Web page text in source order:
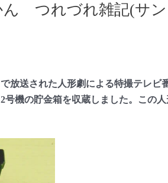
ん つれづれ雑記(サ
放送された人形劇による特撮テレビ
号機の貯金箱を収蔵しました。この